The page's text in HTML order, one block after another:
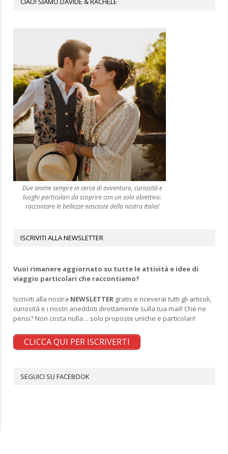
Due anime sempre in cerca di avventura, curiosità e
luoghi particolari da scoprire con un solo obiettivo:
raccontare le bellezze nascoste della nostra Italia!
ISCRIVITI ALLA NEWSLETTER
Vuoi rimanere aggiornato su tutte le attività e idee di
viaggio particolari che raccontiamo?
Iscriviti alla nostra NEWSLETTER gratis e riceverai tutti gli articoli,
curiosità e i nostri aneddoti direttamente sulla tua mail! Che ne
pensi? Non costa nulla… solo proposte uniche e particolari!
CLICCA QUI PER ISCRIVERTI
SEGUICI SU FACEBOOK